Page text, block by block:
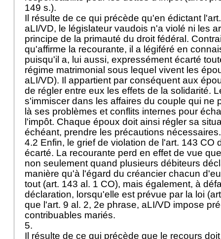
149 s.).
Il résulte de ce qui précède qu'en édictant
aLI/VD, le législateur vaudois n'a violé ni les
principe de la primauté du droit fédéral.
qu'affirme la recourante, il a légiféré en
puisqu'il a, lui aussi, expressément écarté
régime matrimonial sous lequel vivent les
aLI/VD). Il appartient par conséquent aux
de régler entre eux les effets de la solidarité.
s'immiscer dans les affaires du couple qui ne
là ses problèmes et conflits internes pour
l'impôt. Chaque époux doit ainsi régler sa
échéant, prendre les précautions
4.2 Enfin, le grief de violation de l'art. 143 CO
écarté. La recourante perd en effet de vue
non seulement quand plusieurs débiteurs
manière qu'à l'égard du créancier chacun
tout (art. 143 al. 1 CO), mais également, à
déclaration, lorsqu'elle est prévue par la loi (
que l'art. 9 al. 2, 2e phrase, aLI/VD impose
contribuables mariés.
5.
Il résulte de ce qui précède que le recours